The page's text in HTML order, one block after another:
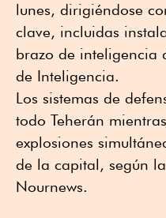
lunes, dirigiéndose
clave, incluidas
brazo de inteligencia
de Inteligencia.
Los sistemas de
todo Teherán
explosiones
de la capital, según
Nournews.